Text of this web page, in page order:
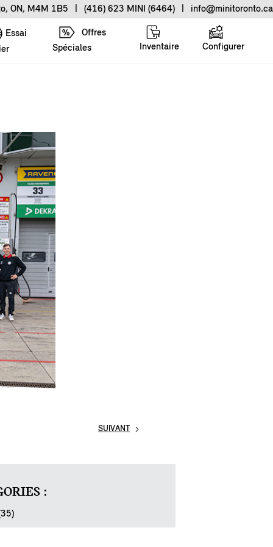
ON, M4M 1B5 (416) 623 MINI (6464) info@minitoronto.ca
Essai
Offres
Spéciales
Inventaire Configurer
SUIVANT
: